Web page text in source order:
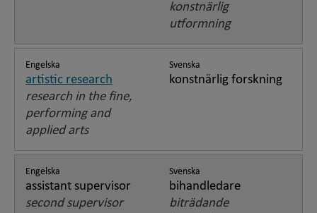
konstnärlig
utformning
Engelska
artistic research
research in the fine,
performing and
applied arts
Svenska
konstnärlig forskning
Engelska
assistant supervisor
second supervisor
Svenska
bihandledare
biträdande